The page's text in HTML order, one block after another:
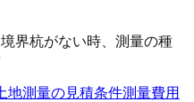
界杭がない時、測量の種
地測量の見積条件測量費用